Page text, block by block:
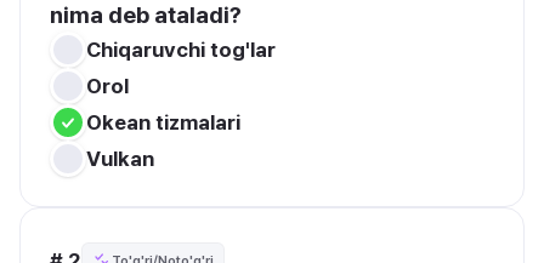
nima deb ataladi?
Chiqaruvchi tog'lar
Orol
Okean tizmalari
Vulkan